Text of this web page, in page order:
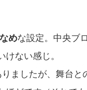
めな設定。中央ブ
ない感じ。
ましたが、舞台と